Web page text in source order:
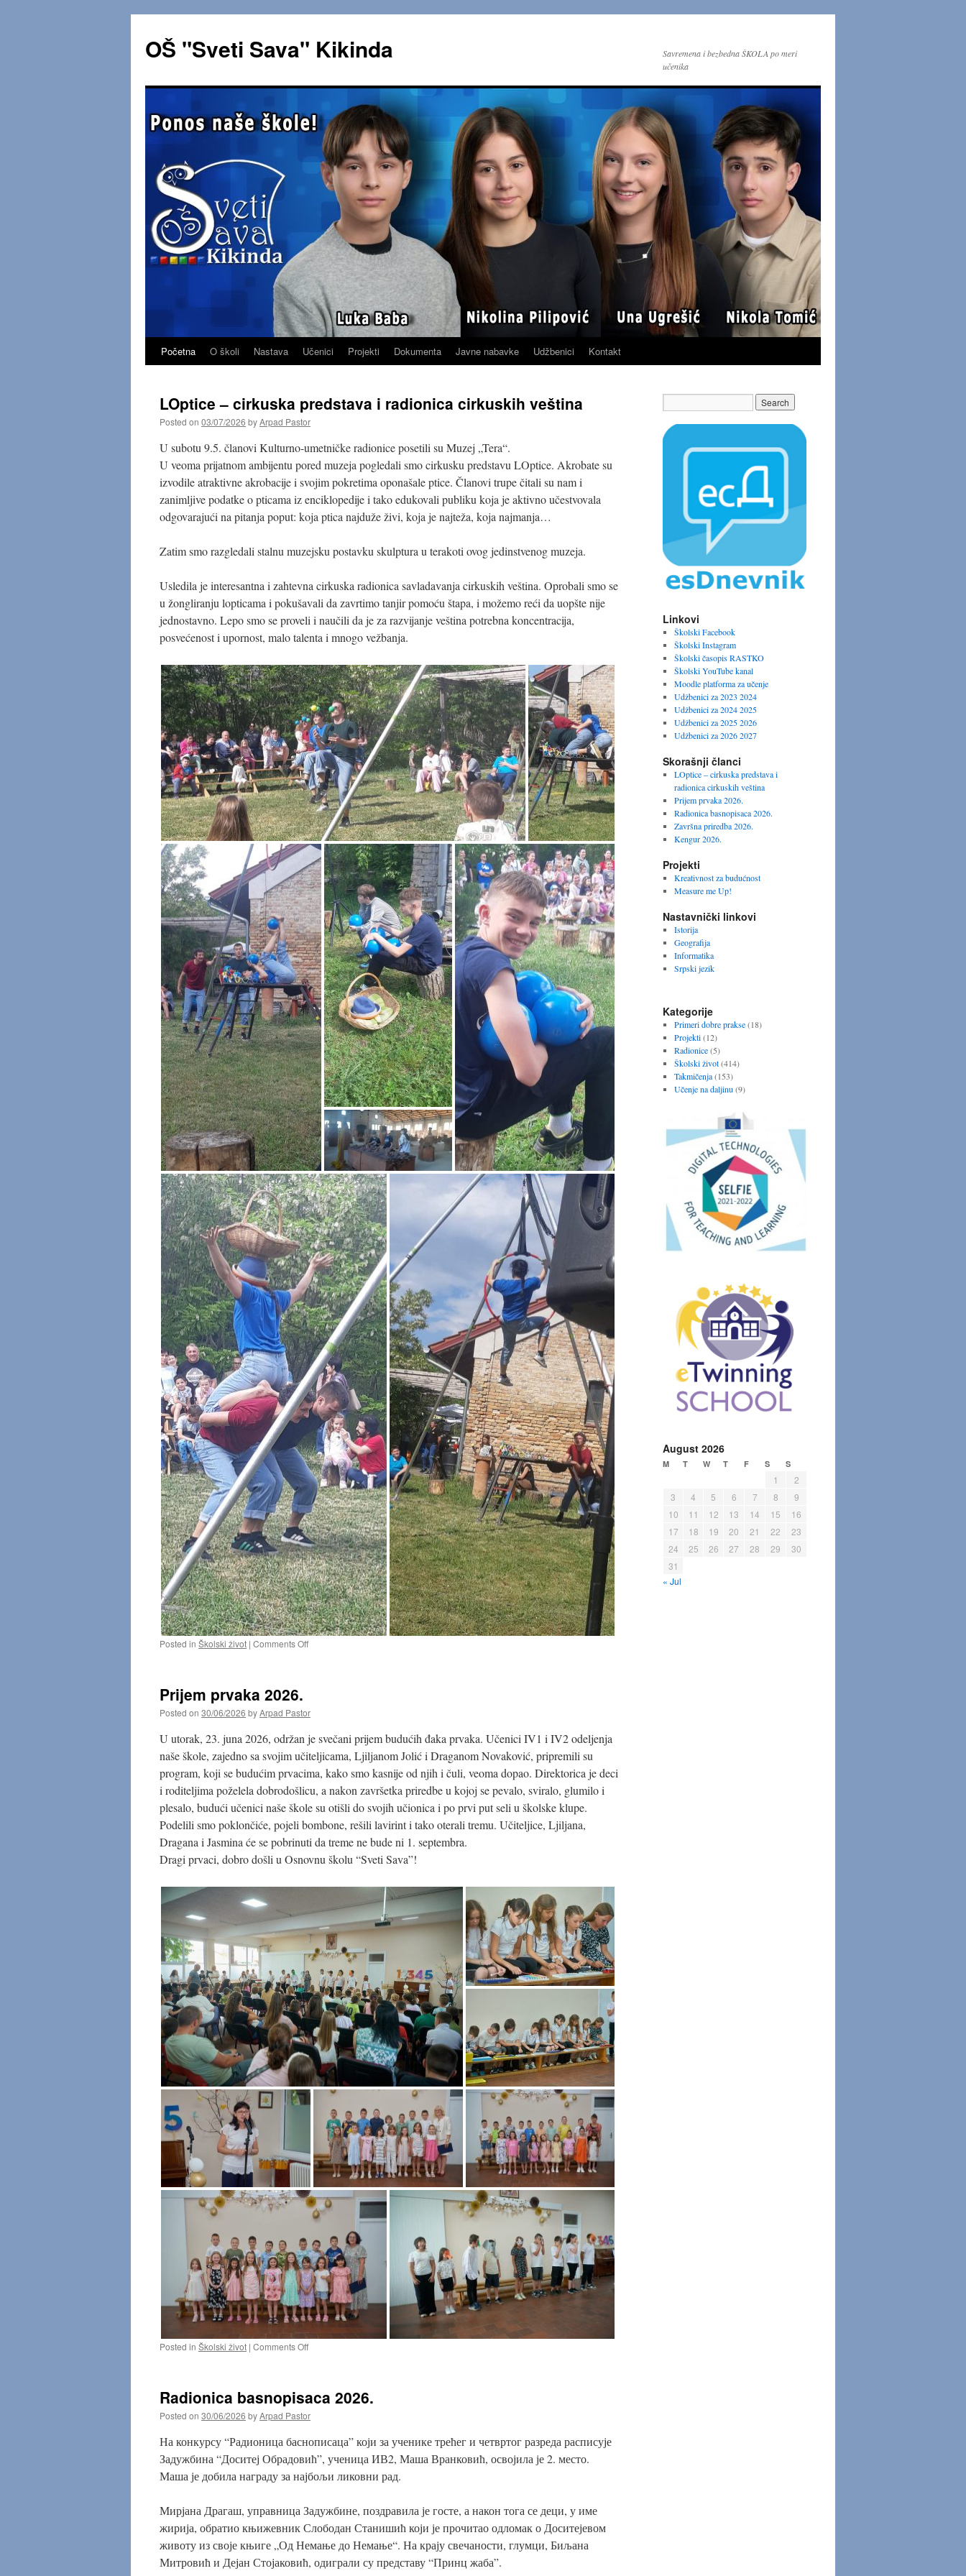
OŠ "Sveti Sava" Kikinda
Savremena i bezbedna ŠKOLA po meri
učenika
Skip
content
Početna O školi Nastava Učenici Projekti Dokumenta Javne nabavke Udžbenici Kontakt
LOptice – cirkuska predstava i radionica cirkuskih veština
Posted on 03/07/2026 byArpad Pastor
U subotu 9.5. članovi Kulturno-umetničke radionice posetili su Muzej „Tera“.
U veoma prijatnom ambijentu pored muzeja pogledali smo cirkusku predstavu LOptice. Akrobate su
izvodile atraktivne akrobacije i svojim pokretima oponašale ptice. Članovi trupe čitali su nam i
zanimljive podatke o pticama iz enciklopedije i tako edukovali publiku koja je aktivno učestvovala
odgovarajući na pitanja poput: koja ptica najduže živi, koja je najteža, koja najmanja…
Zatim smo razgledali stalnu muzejsku postavku skulptura u terakoti ovog jedinstvenog muzeja.
Usledila je interesantna i zahtevna cirkuska radionica savladavanja cirkuskih veština. Oprobali smo se
u žongliranju lopticama i pokušavali da zavrtimo tanjir pomoću štapa, i možemo reći da uopšte nije
jednostavno. Lepo smo se proveli i naučili da je za razvijanje veština potrebna koncentracija,
posvećenost i upornost, malo talenta i mnogo vežbanja.
Posted in Školski život | Comments Offon
radionica
cirkuskih
veština
Prijem prvaka 2026.
Posted on 30/06/2026 byArpad Pastor
U utorak, 23. juna 2026, održan je svečani prijem budućih đaka prvaka. Učenici IV1 i IV2 odeljenja
naše škole, zajedno sa svojim učiteljicama, Ljiljanom Jolić i Draganom Novaković, pripremili su
program, koji se budućim prvacima, kako smo kasnije od njih i čuli, veoma dopao. Direktorica je deci
i roditeljima poželela dobrodošlicu, a nakon završetka priredbe u kojoj se pevalo, sviralo, glumilo i
plesalo, budući učenici naše škole su otišli do svojih učionica i po prvi put seli u školske klupe.
Podelili smo poklončiće, pojeli bombone, rešili lavirint i tako oterali tremu. Učiteljice, Ljiljana,
Dragana i Jasmina će se pobrinuti da treme ne bude ni 1. septembra.
Dragi prvaci, dobro došli u Osnovnu školu “Sveti Sava”!
Posted in Školski život | Comments Offon
Radionica basnopisaca 2026.
Posted on 30/06/2026 byArpad Pastor
На конкурсу “Радионица баснописаца” који за ученике трећег и четвртог разреда расписује
Задужбина “Доситеј Обрадовић”, ученица ИВ2, Маша Вранковић, освојила је 2. место.
Маша је добила награду за најбољи ликовни рад.
Мирјана Драгаш, управница Задужбине, поздравила је госте, а након тога се деци, у име
жирија, обратио књижевник Слободан Станишић који је прочитао одломак о Доситејевом
животу из своје књиге „Од Немање до Немање“. На крају свечаности, глумци, Биљана
Митровић и Дејан Стојаковић, одиграли су представу “Принц жаба”.
Linkovi
Školski Facebook
Školski Instagram
Školski časopis RASTKO
Školski YouTube kanal
Moodle platforma za učenje
Udžbenici za 2023 2024
Udžbenici za 2024 2025
Udžbenici za 2025 2026
Udžbenici za 2026 2027
Skorašnji članci
LOptice – cirkuska predstava i
radionica cirkuskih veština
Prijem prvaka 2026.
Radionica basnopisaca 2026.
Završna priredba 2026.
Kengur 2026.
Projekti
Kreativnost za budućnost
Measure me Up!
Nastavnički linkovi
Istorija
Geografija
Informatika
Srpski jezik
Kategorije
Primeri dobre prakse(18)
Projekti(12)
Radionice(5)
Školski život(414)
Takmičenja(153)
Učenje na daljinu(9)
August 2026
M T W T F S S
1
2
3
4 5 6 7 8
9
10
11 12 13 14 15
16
17
18 19 20 21 22
23
24
25 26 27 28 29
30
31
« Jul